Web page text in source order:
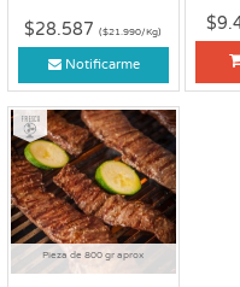
$28.587($21.990/Kg)
Notificarme
Pieza de 800 gr aprox
Fresco